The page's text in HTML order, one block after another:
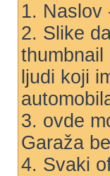
1. Naslov
2. Slike
ljudi koji
3. ovde
Garaža
4. Svaki